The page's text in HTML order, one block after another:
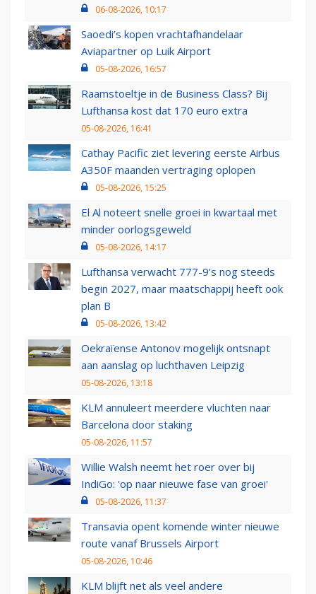
06-08-2026, 10:17
Saoedi’s kopen vrachtafhandelaar
Aviapartner op Luik Airport
05-08-2026, 16:57
Raamstoeltje in de Business Class? Bij
Lufthansa kost dat 170 euro extra
05-08-2026, 16:41
Cathay Pacific ziet levering eerste Airbus
A350F maanden vertraging oplopen
05-08-2026, 15:25
El Al noteert snelle groei in kwartaal met
minder oorlogsgeweld
05-08-2026, 14:17
Lufthansa verwacht 777-9’s nog steeds
begin 2027, maar maatschappij heeft ook
plan B
05-08-2026, 13:42
Oekraïense Antonov mogelijk ontsnapt
aan aanslag op luchthaven Leipzig
05-08-2026, 13:18
KLM annuleert meerdere vluchten naar
Barcelona door staking
05-08-2026, 11:57
Willie Walsh neemt het roer over bij
IndiGo: 'op naar nieuwe fase van groei'
05-08-2026, 11:37
Transavia opent komende winter nieuwe
route vanaf Brussels Airport
05-08-2026, 10:46
KLM blijft net als veel andere